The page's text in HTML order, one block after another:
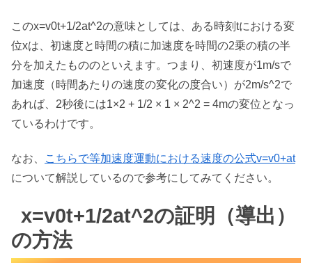
このx=v0t+1/2at^2の意味としては、ある時刻tにおける変
位xは、初速度と時間の積に加速度を時間の2乗の積の半
分を加えたもののといえます。つまり、初速度が1m/sで
加速度（時間あたりの速度の変化の度合い）が2m/s^2で
あれば、2秒後には1×2 + 1/2 × 1 × 2^2 = 4mの変位となっ
ているわけです。
なお、
こちらで等加速度運動における速度の公式v=v0+at
について解説しているので参考にしてみてください。
x=v0t+1/2at^2の証明（導出）
の方法